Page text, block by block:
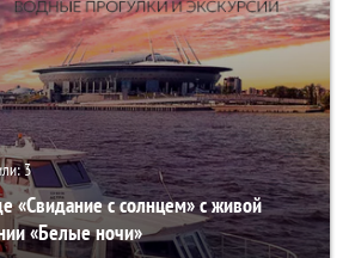
3
«Свидание с солнцем» с живой
«Белые ночи»